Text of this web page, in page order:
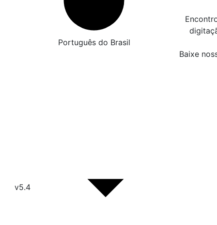
Português do Brasil
Baixe
v5.4